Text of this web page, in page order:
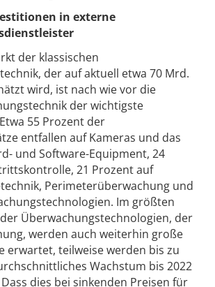
in externe
der klassischen
der auf aktuell etwa 70 Mrd.
wird, ist nach wie vor die
der wichtigste
55 Prozent der
entfallen auf Kameras und das
und Software-Equipment, 24
21 Prozent auf
Perimeterüberwachung und
Im größten
Überwachungstechnologien, der
werden auch weiterhin große
erwartet, teilweise werden bis zu
Wachstum bis 2022
dies bei sinkenden Preisen für